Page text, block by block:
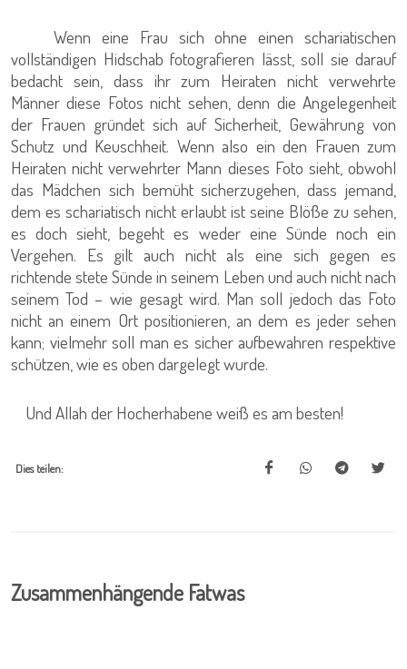
Wenn eine Frau sich ohne einen schariatischen
vollständigen Hidschab fotografieren lässt, soll sie darauf
bedacht sein, dass ihr zum Heiraten nicht verwehrte
Männer diese Fotos nicht sehen, denn die Angelegenheit
der Frauen gründet sich auf Sicherheit, Gewährung von
Schutz und Keuschheit. Wenn also ein den Frauen zum
Heiraten nicht verwehrter Mann dieses Foto sieht, obwohl
das Mädchen sich bemüht sicherzugehen, dass jemand,
dem es schariatisch nicht erlaubt ist seine Blöße zu sehen,
es doch sieht, begeht es weder eine Sünde noch ein
Vergehen. Es gilt auch nicht als eine sich gegen es
richtende stete Sünde in seinem Leben und auch nicht nach
seinem Tod – wie gesagt wird. Man soll jedoch das Foto
nicht an einem Ort positionieren, an dem es jeder sehen
kann; vielmehr soll man es sicher aufbewahren respektive
schützen, wie es oben dargelegt wurde.
Und Allah der Hocherhabene weiß es am besten!
Dies teilen:
Zusammenhängende Fatwas